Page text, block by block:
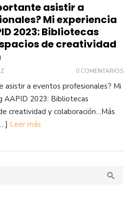
asistir a
Mi experiencia
2023: Bibliotecas
de creatividad
0 COMENTARIOS
asistir a eventos profesionales? Mi
AAPID 2023: Bibliotecas
creatividad y colaboración…Más
Leer más
